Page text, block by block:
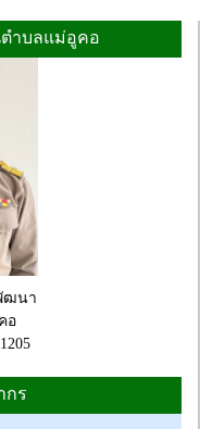
ำบลแม่อูคอ
ฒนา
อ
กร